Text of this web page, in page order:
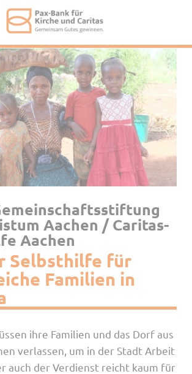
Aachen / Caritas-
Aachen
Selbsthilfe für
Familien in
ihre Familien und das Dorf aus
verlassen, um in der Stadt Arbeit
auch der Verdienst reicht kaum für